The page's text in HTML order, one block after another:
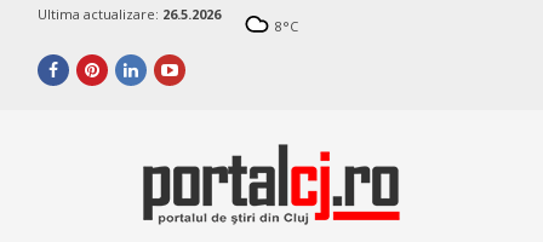
Ultima actualizare: 26.5.2026
8°C